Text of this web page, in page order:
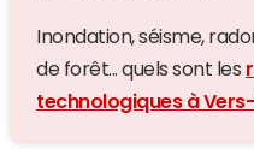
Inondation, séisme,
de forêt... quels sont les
technologiques à